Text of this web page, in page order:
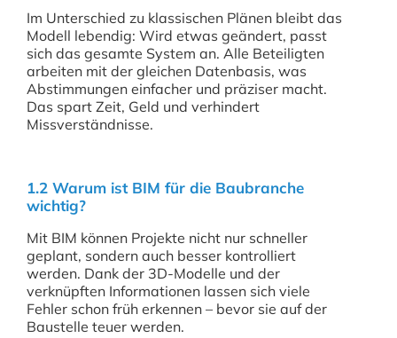
Im Unterschied zu klassischen Plänen bleibt das
Modell lebendig: Wird etwas geändert, passt
sich das gesamte System an. Alle Beteiligten
arbeiten mit der gleichen Datenbasis, was
Abstimmungen einfacher und präziser macht.
Das spart Zeit, Geld und verhindert
Missverständnisse.
1.2 Warum ist BIM für die Baubranche
wichtig?
Mit BIM können Projekte nicht nur schneller
geplant, sondern auch besser kontrolliert
werden. Dank der 3D-Modelle und der
verknüpften Informationen lassen sich viele
Fehler schon früh erkennen – bevor sie auf der
Baustelle teuer werden.